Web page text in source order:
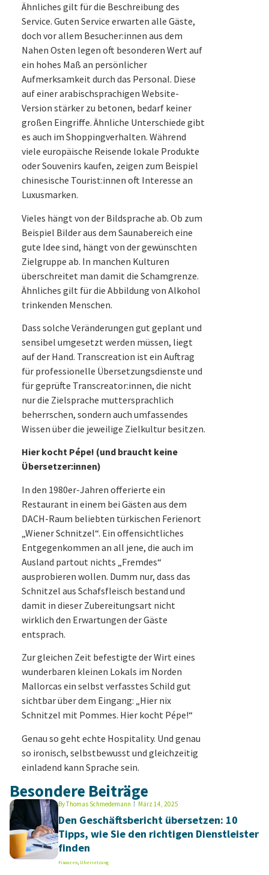
Ähnliches gilt für die Beschreibung des
Service. Guten Service erwarten alle Gäste,
doch vor allem Besucher:innen aus dem
Nahen Osten legen oft besonderen Wert auf
ein hohes Maß an persönlicher
Aufmerksamkeit durch das Personal. Diese
auf einer arabischsprachigen Website-
Version stärker zu betonen, bedarf keiner
großen Eingriffe. Ähnliche Unterschiede gibt
es auch im Shoppingverhalten. Während
viele europäische Reisende lokale Produkte
oder Souvenirs kaufen, zeigen zum Beispiel
chinesische Tourist:innen oft Interesse an
Luxusmarken.
Vieles hängt von der Bildsprache ab. Ob zum
Beispiel Bilder aus dem Saunabereich eine
gute Idee sind, hängt von der gewünschten
Zielgruppe ab. In manchen Kulturen
überschreitet man damit die Schamgrenze.
Ähnliches gilt für die Abbildung von Alkohol
trinkenden Menschen.
Dass solche Veränderungen gut geplant und
sensibel umgesetzt werden müssen, liegt
auf der Hand. Transcreation ist ein Auftrag
für professionelle Übersetzungsdienste und
für geprüfte Transcreator:innen, die nicht
nur die Zielsprache muttersprachlich
beherrschen, sondern auch umfassendes
Wissen über die jeweilige Zielkultur besitzen.
Hier kocht Pépe! (und braucht keine
Übersetzer:innen)
In den 1980er-Jahren offerierte ein
Restaurant in einem bei Gästen aus dem
DACH-Raum beliebten türkischen Ferienort
„Wiener Schnitzel“. Ein offensichtliches
Entgegenkommen an all jene, die auch im
Ausland partout nichts „Fremdes“
ausprobieren wollen. Dumm nur, dass das
Schnitzel aus Schafsfleisch bestand und
damit in dieser Zubereitungsart nicht
wirklich den Erwartungen der Gäste
entsprach.
Zur gleichen Zeit befestigte der Wirt eines
wunderbaren kleinen Lokals im Norden
Mallorcas ein selbst verfasstes Schild gut
sichtbar über dem Eingang: „Hier nix
Schnitzel mit Pommes. Hier kocht Pépe!“
Genau so geht echte Hospitality. Und genau
so ironisch, selbstbewusst und gleichzeitig
einladend kann Sprache sein.
Besondere Beiträge
ByThomas Schmedemann März 14, 2025
Den Geschäftsbericht übersetzen: 10
Tipps, wie Sie den richtigen Dienstleister
finden
Finanzen, Übersetzung